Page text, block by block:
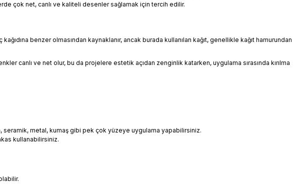
çok net, canlı ve kaliteli desenler sağlamak için tercih edilir.
benzer olmasından kaynaklanır, ancak burada kullanılan kağıt, genellikle kağıt hamurundan
canlı ve net olur, bu da projelere estetik açıdan zenginlik katarken, uygulama sırasında kırılma
seramik, metal, kumaş gibi pek çok yüzeye uygulama yapabilirsiniz.
kullanabilirsiniz.